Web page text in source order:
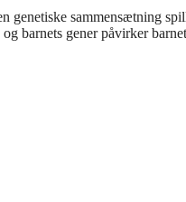
genetiske sammensætning
barnets gener påvirker